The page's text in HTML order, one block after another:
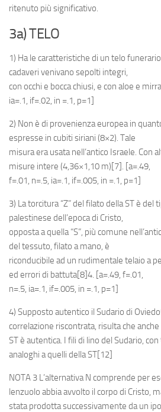
ritenuto più significativo.
3a) TELO
1) Ha le caratteristiche di un telo
cadaveri venivano sepolti integri,
con occhi e bocca chiusi, e con aloe e
ia=.1, if=.02, in =.1, p=1]
2) Non è di provenienza europea in
espresse in cubiti siriani (8×2). Tale
misura era usata nell’antico Israele. Con
misure intere (4,36×1,10 m)[7]. [a=.49,
f=.01, n=.5, ia=.1, if=.005, in =.1, p=1]
3) La torcitura “Z” del filato della ST è del
palestinese dell’epoca di Cristo,
opposta a quella “S”, più comune
del tessuto, filato a mano, è
riconducibile ad un rudimentale telaio a
ed errori di battuta[8]4. [a=.49, f=.01,
n=.5, ia=.1, if=.005, in =.1, p=1]
4) Supposto autentico il Sudario di
correlazione riscontrata, risulta che anche
ST è autentica. I fili di lino del Sudario, con
analoghi a quelli della ST[12]
NOTA 3 L’alternativa N comprende per
lenzuolo abbia avvolto il corpo di Cristo,
stata prodotta successivamente da un